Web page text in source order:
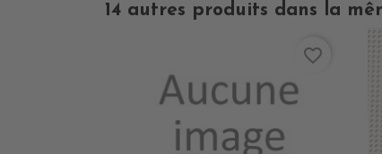
14 autres produits dans la
favorite_border